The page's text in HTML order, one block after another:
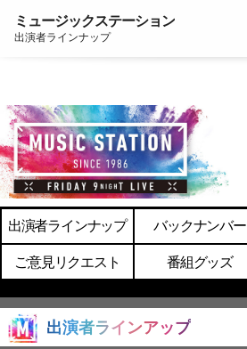
ミュージックステーション
出演者ラインナップ
出演者ラインナップ バックナンバー
ご意見リクエスト 番組グッズ
出演者ラインアップ